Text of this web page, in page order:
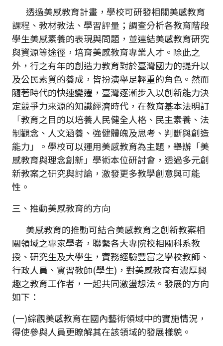
透過美感教育計畫，學校可研發相關美感教育
課程、教材教法、學習評量；調查分析各教育階段
學生美感素養的表現與問題，並連結美感教育研究
與資源等途徑，培育美感教育專業人才。除此之
外，行之有年的創造力教育對於臺灣國力的提升以
及公民素質的養成，皆扮演舉足輕重的角色。然而
隨著時代的快速變遷，臺灣逐漸步入以創新能力決
定競爭力來源的知識經濟時代，在教育基本法明訂
「教育之目的以培養人民健全人格、民主素養、法
制觀念、人文涵養、強健體魄及思考、判斷與創造
能力」。學校可以運用美感教育為主題，舉辦「美
感教育與理念創新」學術本位研討會，透過多元創
新教案之研究與討論，激發更多教學創意與可能
性。
三、推動美感教育的方向
美感教育的推動可結合美感教育之創新教案相
關領域之專家學者，聯繫各大專院校相關科系教
授、研究生及大學生，實務經驗豐富之學校教師、
行政人員、實習教師(學生)，對美感教育有濃厚興
趣之教育工作者，一起共同激盪想法。發展的方向
如下：
(一)綜觀美感教育在國內藝術領域中的實施情況，
得使參與人員更瞭解其在該領域的發展樣貌。